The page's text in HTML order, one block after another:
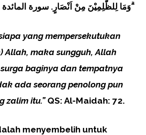
ۗوَمَا لِلظّٰلِمِيْنَ مِنْ اَنْصَارٍ. سورة المائدة 72
yang mempersekutukan
Allah, maka sungguh, Allah
baginya dan tempatnya
ada seorang penolong pun
zalim itu.”QS: Al-Maidah: 72.
menyembelih untuk